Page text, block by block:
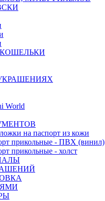
World
на паспорт из кожи
прикольные - ПВХ (винил)
прикольные - холст